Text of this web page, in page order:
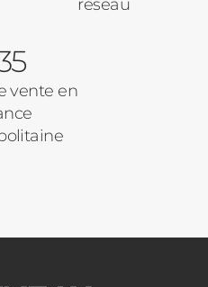
réseau
vente en